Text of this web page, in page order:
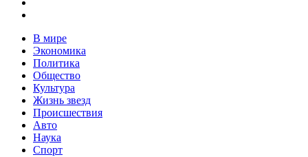
В мире
Экономика
Политика
Общество
Культура
Жизнь звезд
Происшествия
Авто
Наука
Спорт